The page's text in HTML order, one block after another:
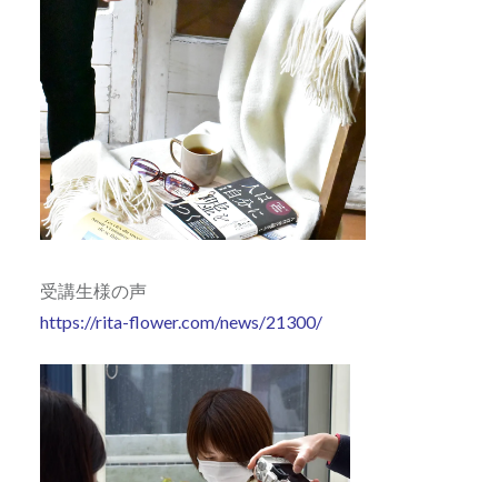
受講生様の声
https://rita-flower.com/news/21300/